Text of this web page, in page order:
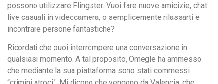
possono utilizzare Flingster. Vuoi fare nuove amicizie, chat
live casuali in videocamera, o semplicemente rilassarti e
incontrare persone fantastiche?
Ricordati che puoi interrompere una conversazione in
qualsiasi momento. A tal proposito, Omegle ha ammesso
che mediante la sua piattaforma sono stati commessi